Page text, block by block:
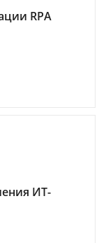
RPA
ИТ-